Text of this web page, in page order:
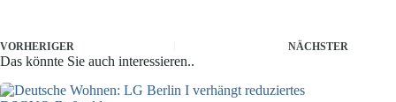
VORHERIGER NÄCHSTER
Das könnte Sie auch interessieren..